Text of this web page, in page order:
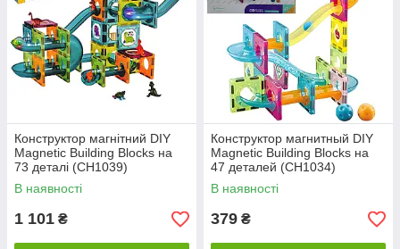
Конструктор магнітний DIY
Magnetic Building Blocks на
73 деталі (СН1039)
В наявності
1 101 ₴
Конструктор магнитный DIY
Magnetic Building Blocks на
47 деталей (СН1034)
В наявності
379 ₴